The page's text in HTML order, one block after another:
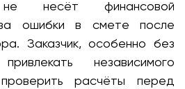
не несёт финансовой
за ошибки в смете после
Заказчик, особенно без
независимого
расчёты перед